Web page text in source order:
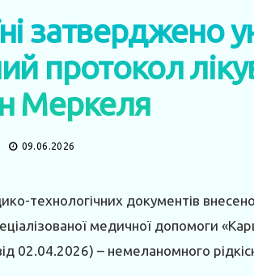
затверджено
протокол
Меркеля
09.06.2026
технологічних документів
медичної допомоги
02.04.2026) – немеланомного